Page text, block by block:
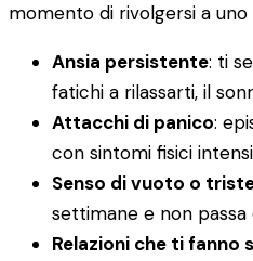
momento di rivolgersi a uno
Ansia persistente: ti
fatichi a rilassarti, il
Attacchi di panico:
con sintomi fisici intensi
Senso di vuoto o
settimane e non passa
Relazioni che ti fanno